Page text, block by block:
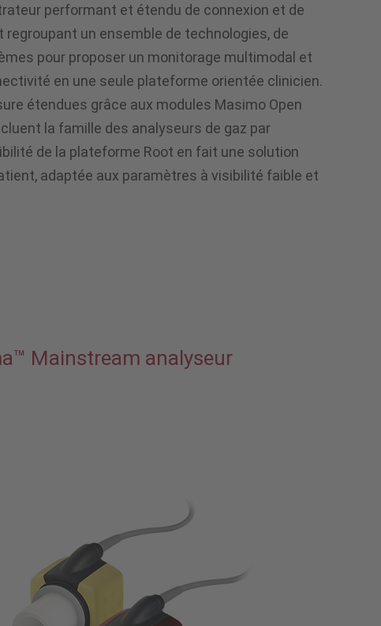
performant et étendu de connexion et de
un ensemble de technologies, de
pour proposer un monitorage multimodal et
en une seule plateforme orientée clinicien.
étendues grâce aux modules Masimo Open
la famille des analyseurs de gaz par
de la plateforme Root en fait une solution
adaptée aux paramètres à visibilité faible et
Mainstream analyseur